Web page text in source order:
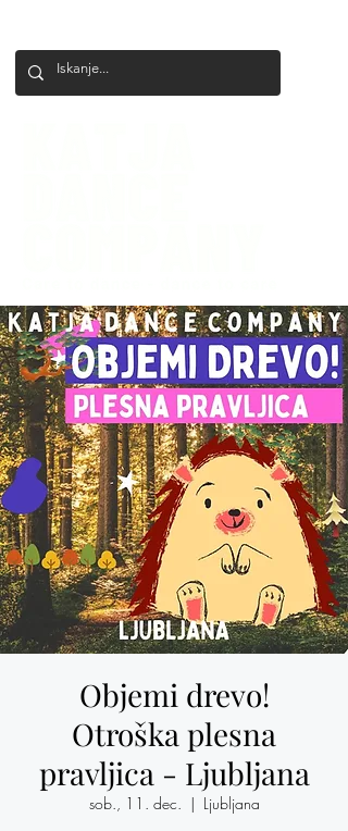
Objemi drevo!
Otroška plesna
pravljica - Ljubljana
sob., 11. dec.
  |
Ljubljana